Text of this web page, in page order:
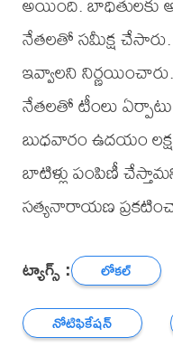
నేతలతో సమీక్ష
ఇవ్వాలని
నేతలతో టీంలు
బుధవారం ఉదయం
బాటిళ్లు పంపిణీ
సత్యనారాయణ
ట్యాగ్స్ : లోకల్
నోటిఫికేషన్